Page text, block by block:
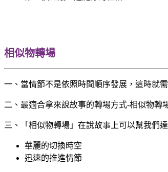
相似物轉場
一、當情節不是依照時間順序發展，這時就
二、最適合拿來說故事的轉場方式-相似物轉
三、「相似物轉場」在說故事上可以幫我們
華麗的切換時空
迅速的推進情節